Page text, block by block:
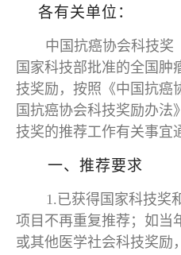
各有关单位：
中国抗癌协会科技奖
国家科技部批准的全国肿
技奖励，按照《中国抗癌
国抗癌协会科技奖励办法
技奖的推荐工作有关事宜
一、推荐要求
1.已获得国家科技奖
项目不再重复推荐；如当
或其他医学社会科技奖励